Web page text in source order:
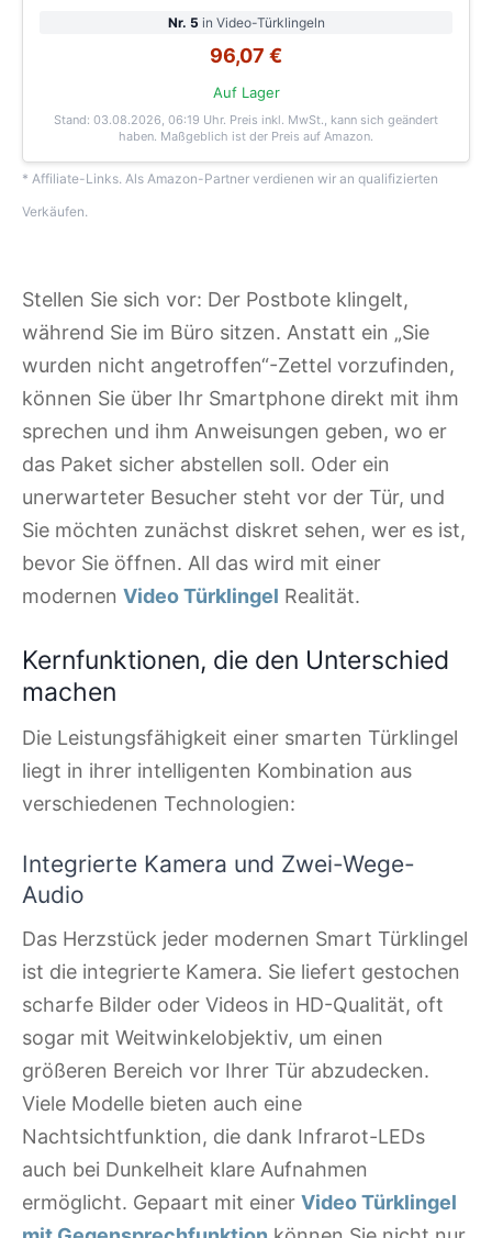
Nr. 5 in Video-Türklingeln
96,07 €
Auf Lager
Stand: 03.08.2026, 06:19 Uhr. Preis inkl. MwSt., kann sich geändert
haben. Maßgeblich ist der Preis auf Amazon.
* Affiliate-Links. Als Amazon-Partner verdienen wir an qualifizierten
Verkäufen.
Stellen Sie sich vor: Der Postbote klingelt,
während Sie im Büro sitzen. Anstatt ein „Sie
wurden nicht angetroffen“-Zettel vorzufinden,
können Sie über Ihr Smartphone direkt mit ihm
sprechen und ihm Anweisungen geben, wo er
das Paket sicher abstellen soll. Oder ein
unerwarteter Besucher steht vor der Tür, und
Sie möchten zunächst diskret sehen, wer es ist,
bevor Sie öffnen. All das wird mit einer
modernen Video Türklingel Realität.
Kernfunktionen, die den Unterschied
machen
Die Leistungsfähigkeit einer smarten Türklingel
liegt in ihrer intelligenten Kombination aus
verschiedenen Technologien:
Integrierte Kamera und Zwei-Wege-
Audio
Das Herzstück jeder modernen Smart Türklingel
ist die integrierte Kamera. Sie liefert gestochen
scharfe Bilder oder Videos in HD-Qualität, oft
sogar mit Weitwinkelobjektiv, um einen
größeren Bereich vor Ihrer Tür abzudecken.
Viele Modelle bieten auch eine
Nachtsichtfunktion, die dank Infrarot-LEDs
auch bei Dunkelheit klare Aufnahmen
ermöglicht. Gepaart mit einer Video Türklingel